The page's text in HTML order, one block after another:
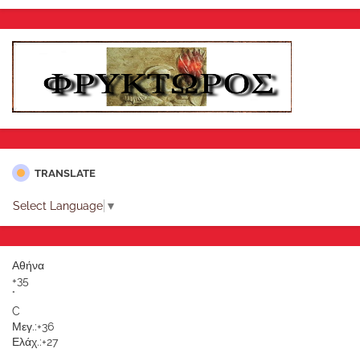
TRANSLATE
Select Language ▼
Αθήνα
+35
°
C
Μεγ.:+36
Ελάχ.:+27